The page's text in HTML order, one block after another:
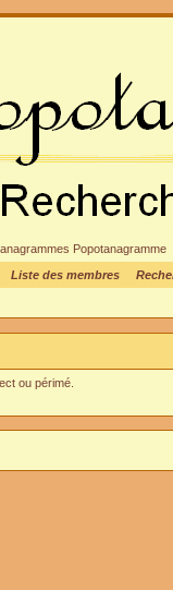
Popotanagramme
Liste des membres
ou périmé.